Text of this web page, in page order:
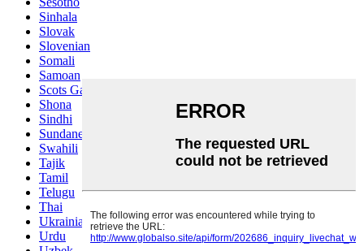
Sinhala
Slovak
Slovenian
Somali
Samoan
Scots Gaelic
Shona
Sindhi
Sundanese
Swahili
Tajik
Tamil
Telugu
Thai
Ukrainian
Urdu